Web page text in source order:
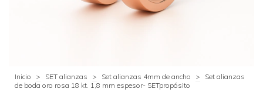
Inicio > SET alianzas > Set alianzas 4mm de ancho >
Set alianzas
de boda oro rosa 18 kt. 1,8 mm espesor- SETpropósito